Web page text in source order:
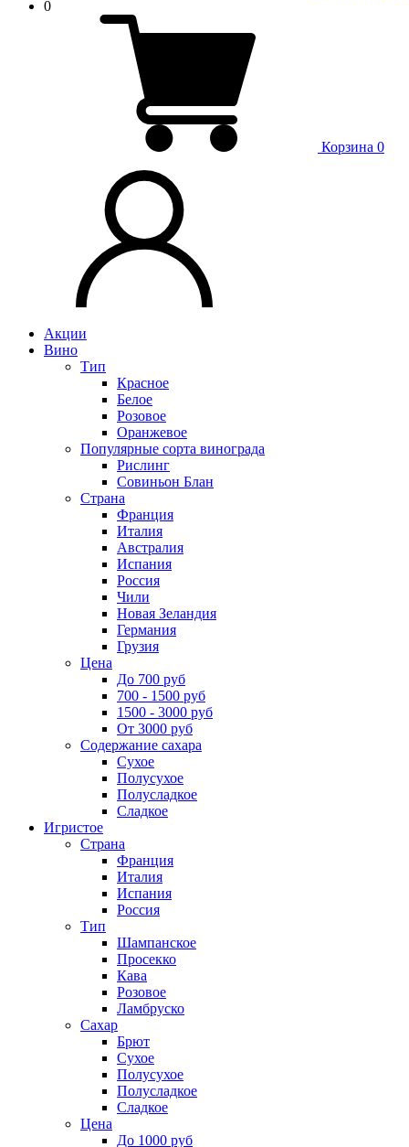
0
Корзина 0
Акции
Вино
Тип
Красное
Белое
Розовое
Оранжевое
Популярные сорта винограда
Рислинг
Совиньон Блан
Страна
Франция
Италия
Австралия
Испания
Россия
Чили
Новая Зеландия
Германия
Грузия
Цена
До 700 руб
700 - 1500 руб
1500 - 3000 руб
От 3000 руб
Содержание сахара
Сухое
Полусухое
Полусладкое
Сладкое
Игристое
Страна
Франция
Италия
Испания
Россия
Тип
Шампанское
Просекко
Кава
Розовое
Ламбруско
Сахар
Брют
Сухое
Полусухое
Полусладкое
Сладкое
Цена
До 1000 руб